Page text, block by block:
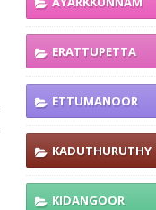
ERATTUPETTA
ETTUMANOOR
KADUTHURUTHY
KIDANGOOR